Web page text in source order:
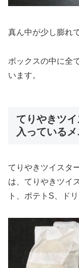
真ん中が少し膨れ
ボックスの中に全
います。
てりやきツ
入っている
てりやきツイスタ
は、てりやきツイ
ト、ポテトS、ド